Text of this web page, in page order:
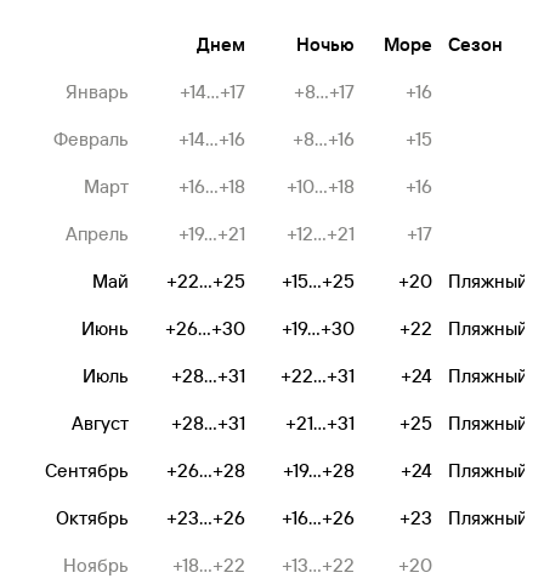
Днем Ночью Море Сезон
Январь +14...+17 +8...+17 +16
Февраль +14...+16 +8...+16 +15
Март +16...+18 +10...+18 +16
Апрель +19...+21 +12...+21 +17
Май +22...+25 +15...+25 +20 Пляжный
Июнь +26...+30 +19...+30 +22 Пляжный
Июль +28...+31 +22...+31 +24 Пляжный
Август +28...+31 +21...+31 +25 Пляжный
Сентябрь +26...+28 +19...+28 +24 Пляжный
Октябрь +23...+26 +16...+26 +23 Пляжный
Ноябрь +18...+22 +13...+22 +20